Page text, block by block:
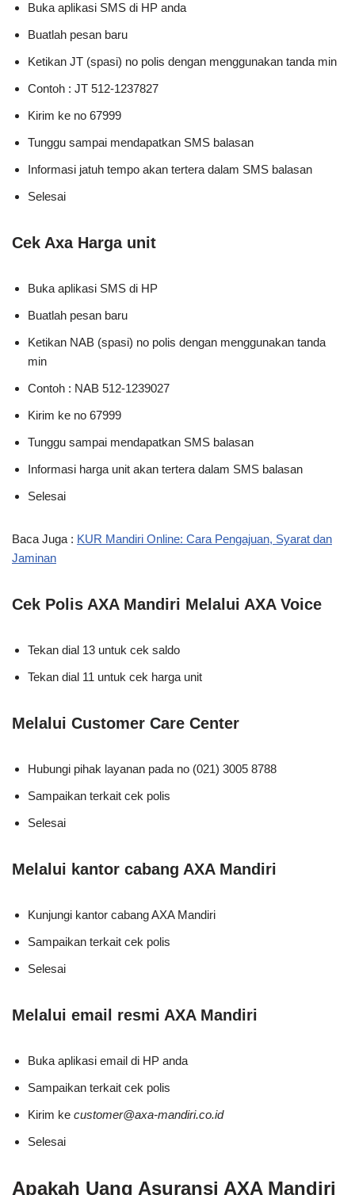
Buka aplikasi SMS di HP anda
Buatlah pesan baru
Ketikan JT (spasi) no polis dengan menggunakan tanda min
Contoh : JT 512-1237827
Kirim ke no 67999
Tunggu sampai mendapatkan SMS balasan
Informasi jatuh tempo akan tertera dalam SMS balasan
Selesai
Cek Axa Harga unit
Buka aplikasi SMS di HP
Buatlah pesan baru
Ketikan NAB (spasi) no polis dengan menggunakan tanda
min
Contoh : NAB 512-1239027
Kirim ke no 67999
Tunggu sampai mendapatkan SMS balasan
Informasi harga unit akan tertera dalam SMS balasan
Selesai
Baca Juga : KUR Mandiri Online: Cara Pengajuan, Syarat dan
Jaminan
Cek Polis AXA Mandiri Melalui AXA Voice
Tekan dial 13 untuk cek saldo
Tekan dial 11 untuk cek harga unit
Melalui Customer Care Center
Hubungi pihak layanan pada no (021) 3005 8788
Sampaikan terkait cek polis
Selesai
Melalui kantor cabang AXA Mandiri
Kunjungi kantor cabang AXA Mandiri
Sampaikan terkait cek polis
Selesai
Melalui email resmi AXA Mandiri
Buka aplikasi email di HP anda
Sampaikan terkait cek polis
Kirim ke customer@axa-mandiri.co.id
Selesai
Apakah Uang Asuransi AXA Mandiri